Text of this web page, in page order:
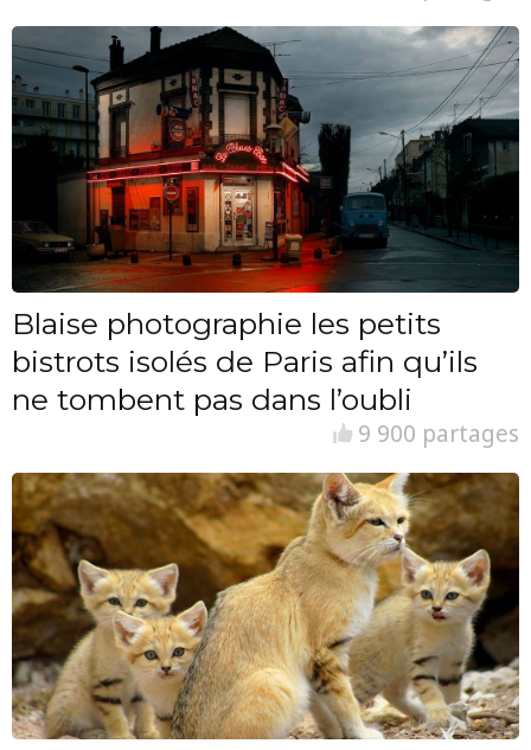
Blaise photographie les petits
bistrots isolés de Paris afin qu’ils
ne tombent pas dans l’oubli
9 900 partages